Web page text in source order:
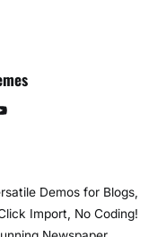
Demos for Blogs,
Import, No Coding!